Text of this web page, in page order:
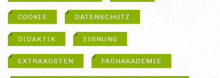
COOKIE DATENSCHUTZ
DIDAKTIK EIGNUNG
EXTRAKOSTEN FACHAKADEMIE